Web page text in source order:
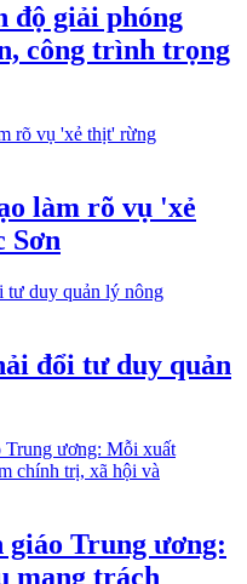
độ giải phóng
công trình trọng
làm rõ vụ 'xẻ
Sơn
đổi tư duy quản
giáo Trung ương:
mang trách